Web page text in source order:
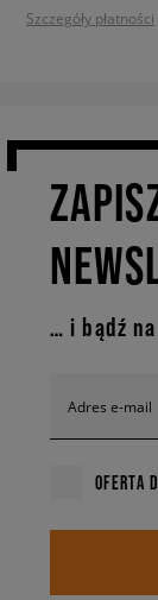
Szczegóły płatności
… i bądź
Adres e-mail
OFERTA